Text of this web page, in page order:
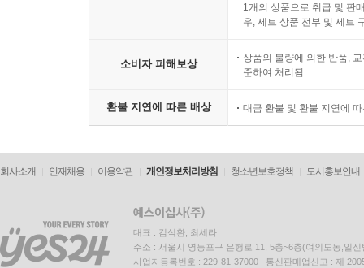
1개의 상품으로 취급 및 판
우, 세트 상품 전부 및 세트
소비자 피해보상
상품의 불량에 의한 반품,
준하여 처리됨
환불 지연에 따른 배상 대금 환불 및 환불 지연에
회사소개 인재채용 이용약관 개인정보처리방침 청소년보호정책 도서홍보안내
대표 : 김석환, 최세라
주소 : 서울시 영등포구 은행로 11, 5층~6층(여의도동,일신
사업자등록번호 : 229-81-37000 통신판매업신고 : 제